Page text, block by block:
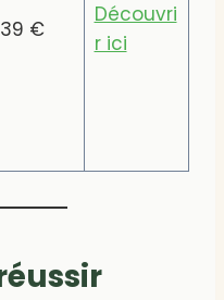
€
Découvri
r ici